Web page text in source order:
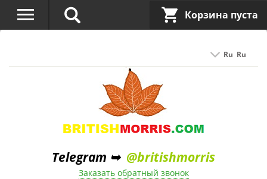
Ru Ru
Telegram ➥ @britishmorris
Заказать обратный звонок
Корзина пуста